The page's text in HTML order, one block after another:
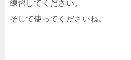
練習してください。
そして使ってくださいね。